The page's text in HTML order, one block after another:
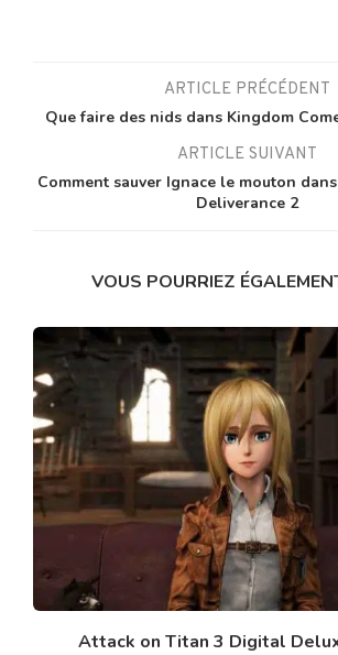
ARTICLE PRÉCÉDENT
Que faire des nids dans Kingdom
ARTICLE SUIVANT
Comment sauver Ignace le mouton
Deliverance 2
VOUS POURRIEZ
Attack on Titan 3 Digital